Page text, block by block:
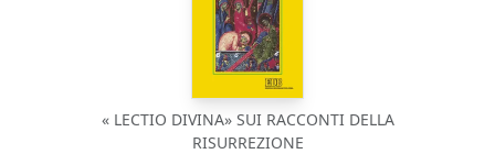
« LECTIO DIVINA» SUI RACCONTI DELLA
RISURREZIONE